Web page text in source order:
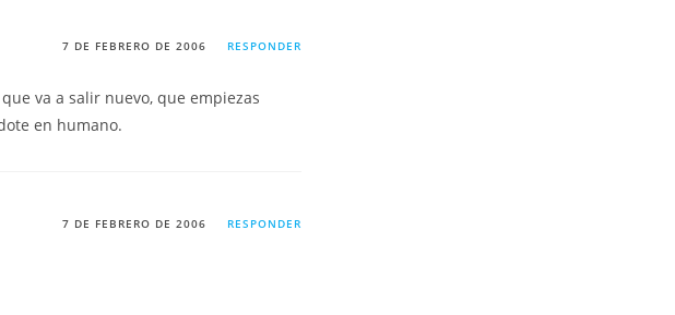
7 DE FEBRERO DE 2006 RESPONDER
va a salir nuevo, que empiezas
en humano.
7 DE FEBRERO DE 2006 RESPONDER